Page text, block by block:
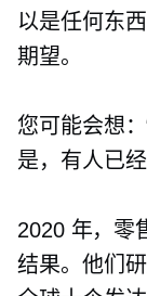
以是任何东
期望。
您可能会想
是，有人已
2020 年，零
结果。他们